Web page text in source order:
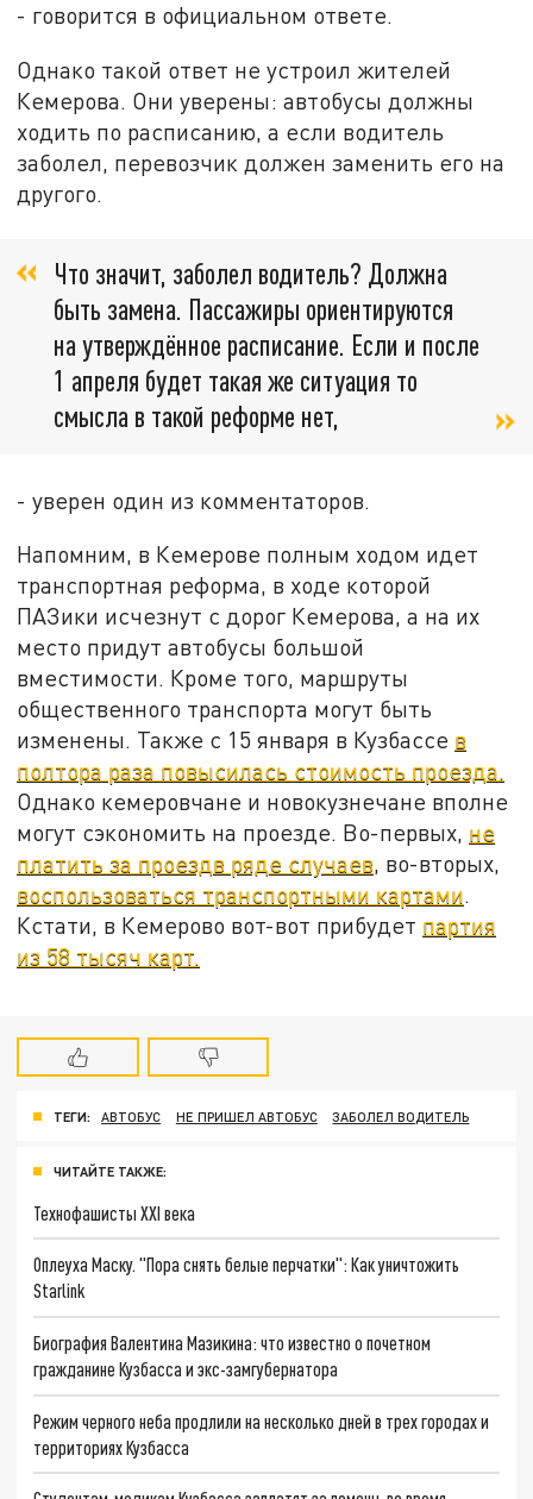
- говорится в официальном ответе.
Однако такой ответ не устроил жителей
Кемерова. Они уверены: автобусы должны
ходить по расписанию, а если водитель
заболел, перевозчик должен заменить его на
другого.
Что значит, заболел водитель? Должна
быть замена. Пассажиры ориентируются
на утверждённое расписание. Если и после
1 апреля будет такая же ситуация то
смысла в такой реформе нет,
- уверен один из комментаторов.
Напомним, в Кемерове полным ходом идет
транспортная реформа, в ходе которой
ПАЗики исчезнут с дорог Кемерова, а на их
место придут автобусы большой
вместимости. Кроме того, маршруты
общественного транспорта могут быть
изменены. Также с 15 января в Кузбассе в
полтора раза повысилась стоимость проезда.
Однако кемеровчане и новокузнечане вполне
могут сэкономить на проезде. Во-первых, не
платить за проездв ряде случаев, во-вторых,
воспользоваться транспортными картами.
Кстати, в Кемерово вот-вот прибудет партия
из 58 тысяч карт.
ТЕГИ: АВТОБУС НЕ ПРИШЕЛ АВТОБУС ЗАБОЛЕЛ ВОДИТЕЛЬ
ЧИТАЙТЕ ТАКЖЕ:
Технофашисты XXI века
Оплеуха Маску. "Пора снять белые перчатки": Как уничтожить
Starlink
Биография Валентина Мазикина: что известно о почетном
гражданине Кузбасса и экс-замгубернатора
Режим черного неба продлили на несколько дней в трех городах и
территориях Кузбасса